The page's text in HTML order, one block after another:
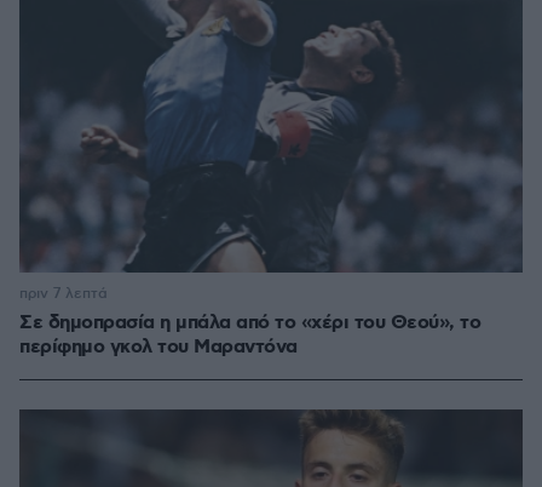
Σε δημοπρασία η μπάλα από το «χέρι του Θεού», το
περίφημο γκολ του Μαραντόνα
πριν 7 λεπτά